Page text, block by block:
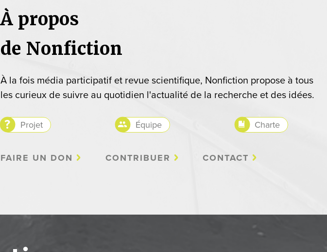
À propos
de Nonfiction
À la fois média participatif et revue scientifique, Nonfiction propose à tous
les curieux de suivre au quotidien l'actualité de la recherche et des idées.
Projet Équipe Charte
FAIRE UN DON CONTRIBUER CONTACT